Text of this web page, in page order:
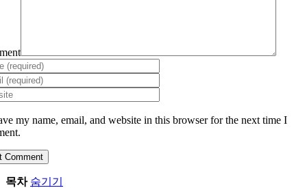
my name, email, and website in this browser for the next time I
목차 숨기기